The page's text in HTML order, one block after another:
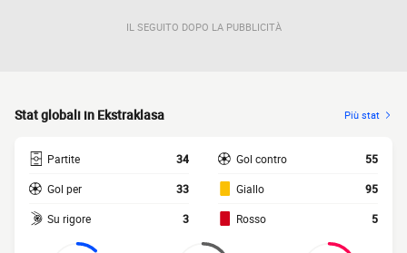
IL SEGUITO DOPO LA PUBBLICITÀ
Stat globali in Ekstraklasa Più stat
Partite 34
Gol per 33
Su rigore 3
Gol contro 55
Giallo 95
Rosso 5